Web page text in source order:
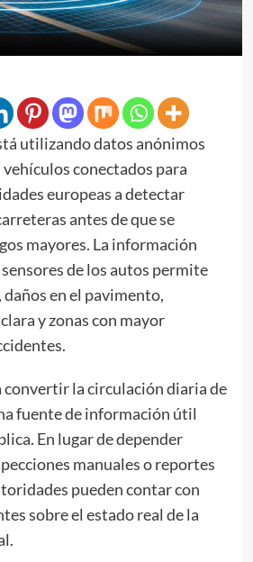
utilizando datos anónimos
conectados para
europeas a detectar
antes de que se
mayores. La información
de los autos permite
en el pavimento,
y zonas con mayor
convertir la circulación diaria de
fuente de información útil
En lugar de depender
manuales o reportes
pueden contar con
sobre el estado real de la